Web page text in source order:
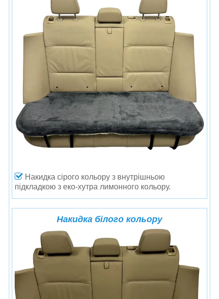
Накидка сірого кольору з внутрішньою
підкладкою з еко-хутра лимонного кольору.
Накидка білого кольору